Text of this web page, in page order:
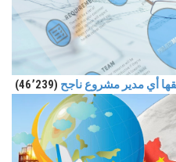
أي مدير مشروع ناجح (46٬239)